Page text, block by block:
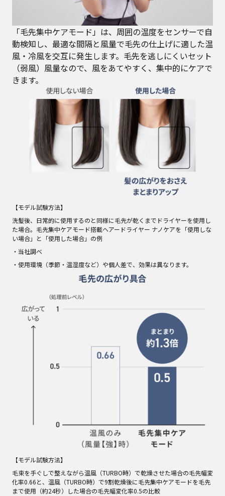
「毛先集中ケアモード」は、周囲の温度をセンサーで自
動検知し、最適な間隔と風量で毛先の仕上げに適した温
風・冷風を交互に発生します。毛先を逃しにくいセット
（弱風）風量なので、風をあてやすく、集中的にケアで
きます。
【モデル試験方法】
洗髪後、日常的に使用するのと同様に毛先が乾くまでドライヤーを使用し
た場合。毛先集中ケアモード搭載ヘアードライヤー ナノケアを「使用しな
い場合」と「使用した場合」の例
・当社調べ
・使用環境（季節・温湿度など）や個人差で、効果は異なります。
【モデル試験方法】
毛束を手ぐしで整えながら温風（TURBO時）で乾燥させた場合の毛先幅変
化率0.66と、温風（TURBO時）で9割乾燥後に毛先集中ケアモードを毛先
まで使用（約24秒）した場合の毛先幅変化率0.5の比較